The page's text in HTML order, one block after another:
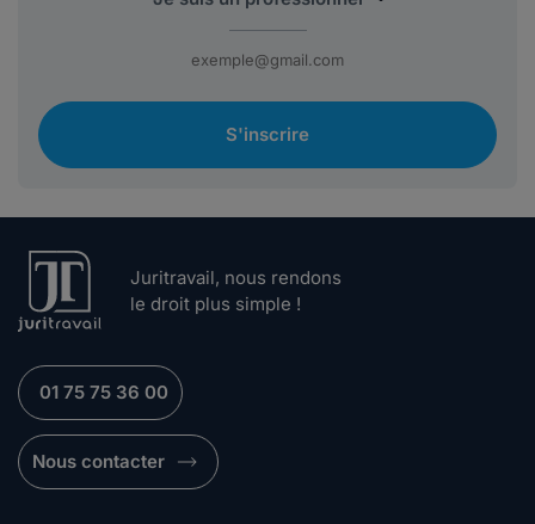
S'inscrire
Juritravail, nous rendons
le droit plus simple !
01 75 75 36 00
Nous contacter